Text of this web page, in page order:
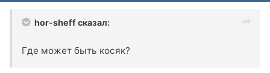
hor-sheff сказал:
Где может быть косяк?